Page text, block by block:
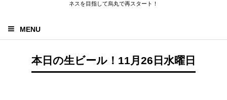
ネスを目指して烏丸で再スタート！
MENU
本日の生ビール！11月26日水曜日